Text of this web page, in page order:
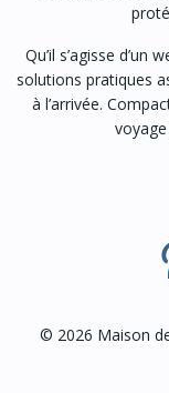
Qu’il s’agisse d’un
solutions pratiques
à l’arrivée.
© 2026 Maison